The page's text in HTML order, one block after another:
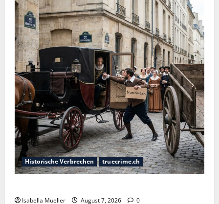
Historische Verbrechen truecrime.ch
Isabella Mueller August 7, 2026 0